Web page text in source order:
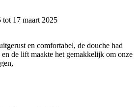
17 maart 2025
en comfortabel, de douche had
de lift maakte het gemakkelijk om onze